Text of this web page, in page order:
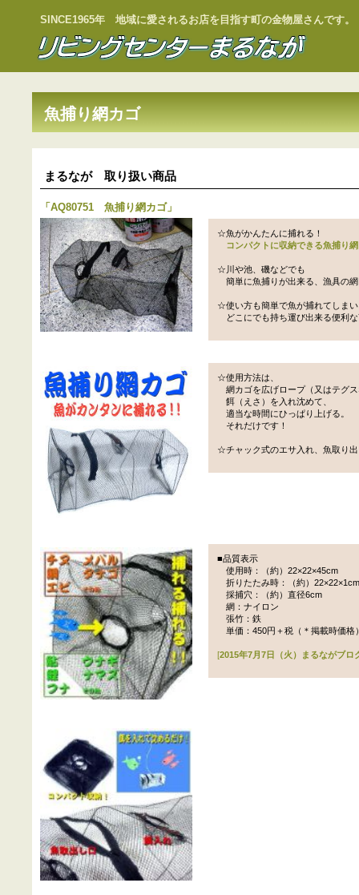
SINCE1965年 地域に愛されるお店を目指す町の金物屋さんです。
魚捕り網カゴ
まるなが 取り扱い商品
「 AQ80751 魚捕り網カゴ」
☆魚がかんたんに捕れる！
コンパクトに収納できる魚捕り
☆川や池、磯などでも
簡単に魚捕りが出来る、漁具の
☆使い方も簡単で魚が捕れてしま
どこにでも持ち運び出来る便利
☆使用方法は、
網カゴを広げロープ（又はテグ
餌（えさ）を入れ沈めて、
適当な時間にひっぱり上げる。
それだけです！
☆チャック式のエサ入れ、魚取り
■品質表示
使用時：（約）22×22×45cm
折りたたみ時：（約）
採捕穴：（約）直径6cm
網：ナイロン
張竹：鉄
単価：450円＋税（＊掲載時価格
[2015年7月7日（火）まるながブロ